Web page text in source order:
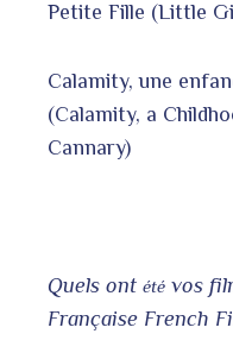
Petite Fille (Little
Calamity, une
(Calamity, a
Cannary)
Quels ont été vos
Française French